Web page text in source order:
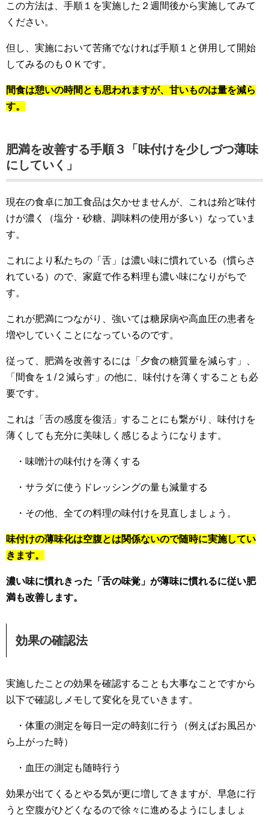
この方法は、手順１を実施した２週間後から実施してみて
ください。
但し、実施において苦痛でなければ手順１と併用して開始
してみるのもＯＫです。
間食は憩いの時間とも思われますが、甘いものは量を減ら
す。
肥満を改善する手順３「味付けを少しづつ薄味
にしていく」
現在の食卓に加工食品は欠かせませんが、これは殆ど味付
けが濃く（塩分・砂糖、調味料の使用が多い）なっていま
す。
これにより私たちの「舌」は濃い味に慣れている（慣らさ
れている）ので、家庭で作る料理も濃い味になりがちで
す。
これが肥満につながり、強いては糖尿病や高血圧の患者を
増やしていくことになっているのです。
従って、肥満を改善するには「夕食の糖質量を減らす」、
「間食を１/２減らす」の他に、味付けを薄くすることも必
要です。
これは「舌の感度を復活」することにも繋がり、味付けを
薄くしても充分に美味しく感じるようになります。
・味噌汁の味付けを薄くする
・サラダに使うドレッシングの量も減量する
・その他、全ての料理の味付けを見直しましょう。
味付けの薄味化は空腹とは関係ないので随時に実施してい
きます。
濃い味に慣れきった「舌の味覚」が薄味に慣れるに従い肥
満も改善します。
効果の確認法
実施したことの効果を確認することも大事なことですから
以下で確認しメモして変化を見ていきます。
・体重の測定を毎日一定の時刻に行う（例えばお風呂か
ら上がった時）
・血圧の測定も随時行う
効果が出てくるとやる気が更に増してきますが、早急に行
うと空腹がひどくなるので徐々に進めるようにしましょ